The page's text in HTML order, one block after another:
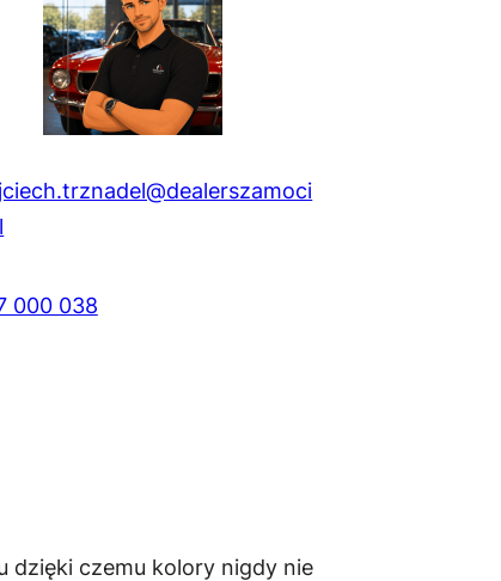
000 038
dzięki czemu kolory nigdy nie